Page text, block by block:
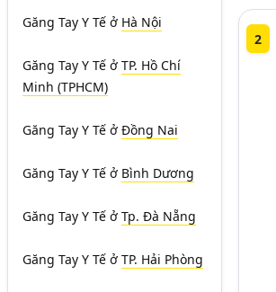
Găng Tay Y Tế ở Hà Nội
Găng Tay Y Tế ở TP. Hồ Chí
Minh (TPHCM)
Găng Tay Y Tế ở Đồng Nai
Găng Tay Y Tế ở Bình Dương
Găng Tay Y Tế ở Tp. Đà Nẵng
Găng Tay Y Tế ở TP. Hải Phòng
2